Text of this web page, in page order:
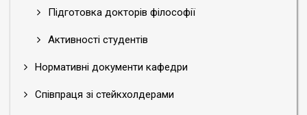
Підготовка докторів філософії
Активності студентів
Нормативні документи кафедри
Співпраця зі стейкхолдерами